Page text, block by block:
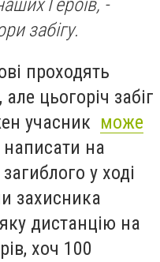
забігу.
проходять
цьогоріч забіг
учасник може
написати на
у ході
захисника
дистанцію на
хоч 100